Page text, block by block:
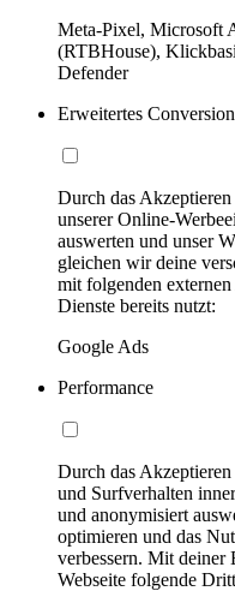
Meta-Pixel, Microsoft
(RTBHouse),
Defender
Erweitertes
Durch das
unserer Online-
auswerten und unser
gleichen wir deine
mit folgenden
Dienste bereits nutzt:
Google Ads
Performance
Durch das
und Surfverhalten
und anonymisiert
optimieren und das
verbessern. Mit
Webseite folgende